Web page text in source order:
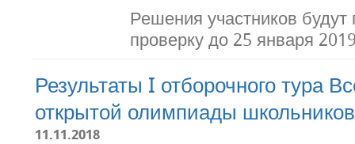
Решения участников будут
проверку до 25 января
Результаты I отборочного тура
открытой олимпиады
11.11.2018